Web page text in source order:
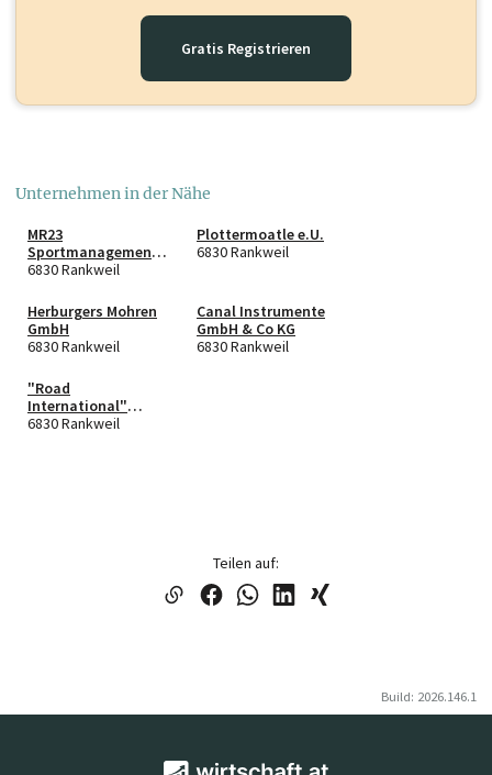
Gratis Registrieren
Unternehmen in der Nähe
MR23
Sportmanagement
GmbH
6830 Rankweil
Plottermoatle e.U.
6830 Rankweil
Herburgers Mohren
GmbH
6830 Rankweil
Canal Instrumente
GmbH & Co KG
6830 Rankweil
"Road
International"
transport and
6830 Rankweil
Teilen auf:
Build: 2026.146.1